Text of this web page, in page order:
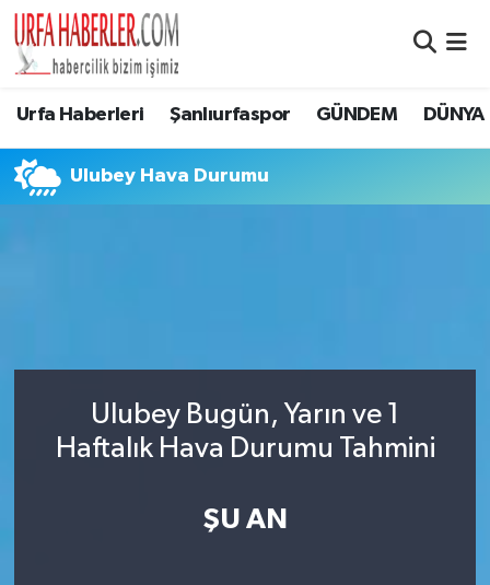
Urfa Haberleri Şanlıurfaspor GÜNDEM DÜNYA
Ulubey Hava Durumu
Ulubey Bugün, Yarın ve 1
Haftalık Hava Durumu Tahmini
ŞU AN
Şanlıurfa Nöbetçi Eczaneler
Son Dakika Haberleri